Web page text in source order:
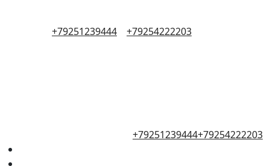
+79251239444 +79254222203
+79251239444+79254222203